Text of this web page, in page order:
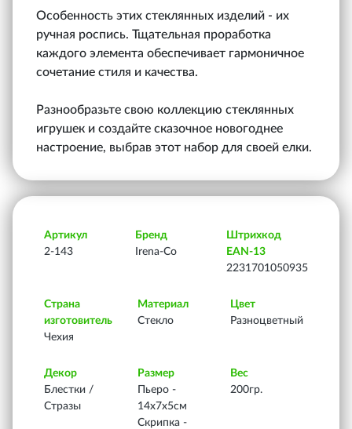
Особенность этих стеклянных изделий - их
ручная роспись. Тщательная проработка
каждого элемента обеспечивает гармоничное
сочетание стиля и качества.
Разнообразьте свою коллекцию стеклянных
игрушек и создайте сказочное новогоднее
настроение, выбрав этот набор для своей елки.
Артикул
2-143
Бренд
Irena-Co
Штрихкод
EAN-13
2231701050935
Страна
изготовитель
Чехия
Материал
Стекло
Цвет
Разноцветный
Декор
Блестки /
Стразы
Размер
Пьеро -
14х7х5см
Скрипка -
Вес
200гр.